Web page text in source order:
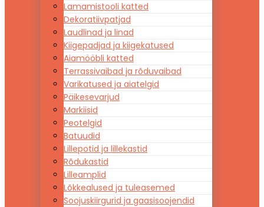
Lamamistooli katted
Dekoratiivpatjad
Laudlinad ja linad
Kiigepadjad ja kiigekatused
Aiamööbli katted
Terrassivaibad ja rõduvaibad
Varikatused ja aiatelgid
Päikesevarjud
Markiisid
Peotelgid
Batuudid
Lillepotid ja lillekastid
Rõdukastid
Lilleamplid
Lõkkealused ja tuleasemed
Soojuskiirgurid ja gaasisoojendid